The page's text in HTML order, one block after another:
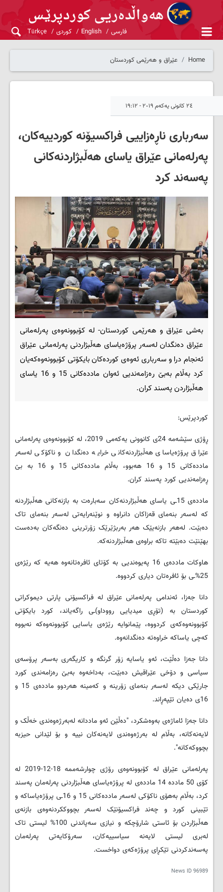
فارسی English کوردی Türkçe
Home عێراق و هەرێمی کوردستان
٢٤ کانونی یەکەم ٢٠١٩ - ١٩:١٢
سەرباری ناڕەزاییی فراکسیۆنە کوردییەکان،
پەرلەمانی عێراق یاسای هەڵبژاردنەکانی
پەسەند کرد
بەشی عێراق و هەرێمی کوردستان- لە کۆبوونەوەی پەرلەمانی
عێراق دەنگدان لەسەر پرۆژەیاسای هەڵبژاردنی پەرلەمانی عێراق
ئەنجام درا و سەرباری ئەوەی کوردەکان بایکۆتی کۆبوونەوەکەیان
کرد بەڵام بەبێ رەزامەندیی ئەوان ماددەکانی 15 و 16 یاسای
هەڵبژاردن پەسند کران.
کوردپرێس:
ڕۆژی سێشەمە 24ی کانوونی یەکەمی 2019، لە کۆبوونەوەی پەرلەمانی
عێراق پرۆژەیاسای هەڵبژاردنەکانی خرایە دەنگدان و ناکۆکی لەسەر
ماددەکانی 15 و 16 هەبوو، بەڵام ماددەکانی 15 و 16 بە بێ
ڕەزامەندیی کورد پەسند کران.
ماددەی 15ـی یاسای هەڵبژاردنەکان سەبارەت بە بازنەکانی هەڵبژاردنە
کە لەسەر بنەمای قەزاکان دانراوە و نوێنەرایەتی لەسەر بنەمای تاک
دەبێت. لەهەر بازنەیێک هەر بەربژێرێک زۆرترینی دەنگەکان بەدەست
بهێنێت دەبێتە تاکە براوەی هەڵبژاردنەکە.
هاوکات ماددەی 16 پەیوەندیی بە کۆتای ئافرەتانەوە هەیە کە رێژەی
25%ـی بۆ ئافرەتان دیاری کردووە.
دانا جەزا، ئەندامی پەرلەمانی عێراق لە فراکسیۆنی پارتی دیموکراتی
کوردستان بە (تۆڕی میدیایی رووداو)ـی راگەیاند، کورد بایکۆتی
کۆبوونەوەکەی کردووە، پێمانوایە رێژەی یاسایی کۆبوونەوەکە نەبووە
کەچی یاساکە خراوەتە دەنگدانەوە.
دانا جەزا دەڵێت، ئەو یاسایە زۆر گرنگە و کاریگەری بەسەر پرۆسەی
سیاسی و دۆخی عێراقیش دەبێت، بەداخەوە بەبێ رەزامەندی کورد
جارێکی دیکە لەسەر بنەمای زۆرینە و کەمینە هەردوو ماددەی 15 و
16ی دەیان تێپەڕاند.
دانا جەزا ئاماژەی بەوەشکرد، "دەڵێن ئەو ماددانە لەبەرژەوەندی خەڵک و
لایەنەکانە، بەڵام لە بەرژەوەندی لایەنەکان نییە و بۆ لێدانی حیزبە
بچووکەکانە".
پەرلەمانی عێراق لە کۆبوونەوەی رۆژی چوارشەممە 18-12-2019 لە
کۆی 50 ماددە 14 ماددەی لە پرۆژەیاسای هەڵبژاردنی پەرلەمان پەسند
کرد، بەڵام بەهۆی ناکۆکی لەسەر ماددەکانی 15 و 16ـی پرۆژەیاساکە و
تێبینی کورد و چەند فراکسیۆنێک لەسەر بچووککردنەوەی بازنەی
هەڵبژاردن بۆ ئاستی شارۆچکە و نیازی سەپاندنی 100% لیستی تاک
لەبری لیستی لایەنە سیاسییەکان، سەرۆکایەتی پەرلەمان
پەسەندکردنی تێکڕای پرۆژەکەی دواخست.
News ID96989